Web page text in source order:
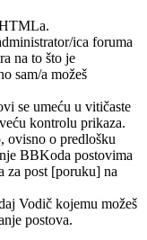
ica foruma
na to što je
sam/a možeš
se umeću u vitičaste
kontrolu prikaza.
ovisno o predlošku
BBKoda postovima
za post [poruku] na
Vodič kojemu možeš
postova.